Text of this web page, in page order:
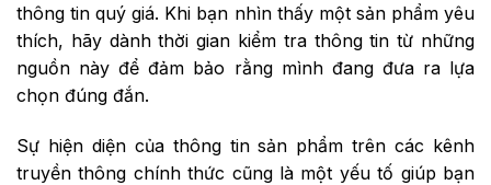
thông tin quý giá. Khi bạn nhìn thấy một sản phẩm yêu
thích, hãy dành thời gian kiểm tra thông tin từ những
nguồn này để đảm bảo rằng mình đang đưa ra lựa
chọn đúng đắn.
Sự hiện diện của thông tin sản phẩm trên các kênh
truyền thông chính thức cũng là một yếu tố giúp bạn